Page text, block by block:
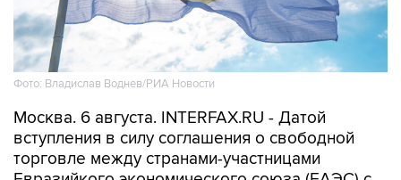
Фото: Владислав Воднев/РИА Новости
Москва. 6 августа. INTERFAX.RU - Датой
вступления в силу соглашения о свободной
торговле между странами-участницами